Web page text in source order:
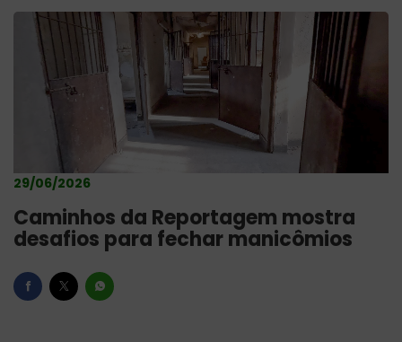
29/06/2026
Caminhos da Reportagem mostra
desafios para fechar manicômios